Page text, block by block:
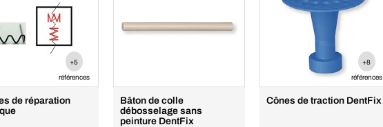
+5
références
de réparation
Bâton de colle
débosselage sans
peinture DentFix
+8
références
Cônes de traction DentFix